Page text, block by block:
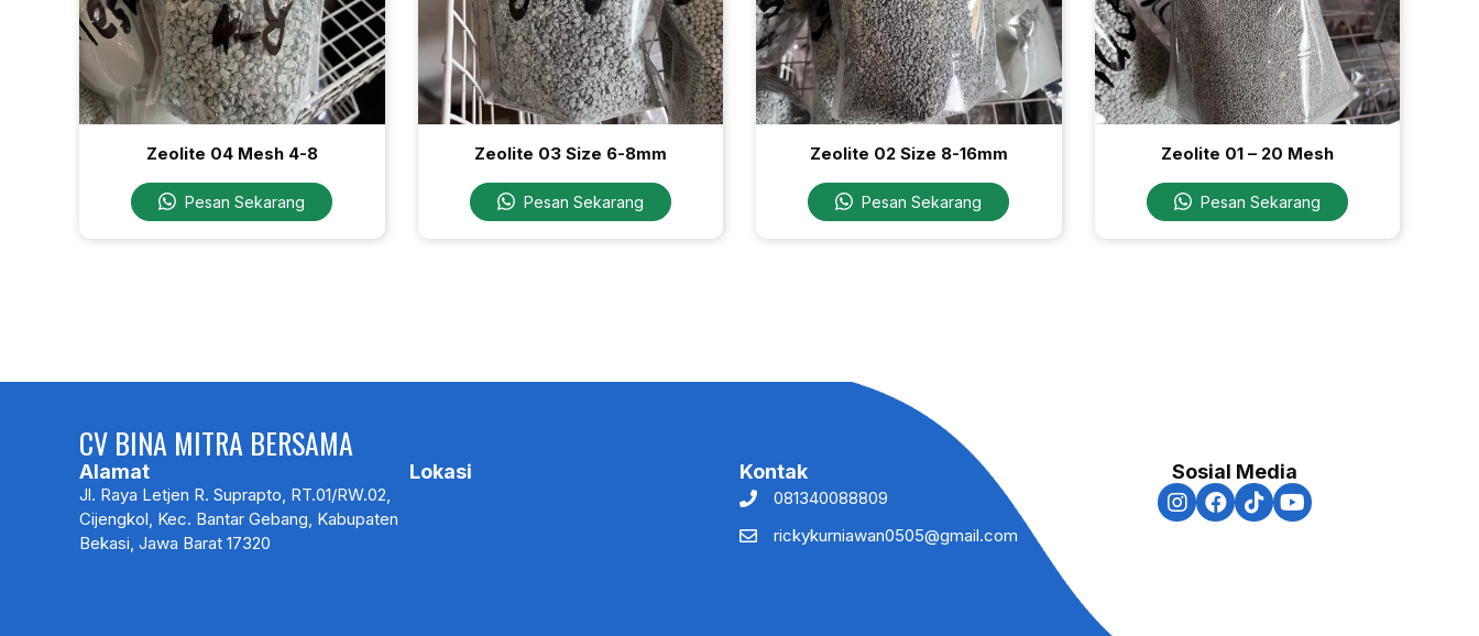
Zeolite 04 Mesh 4-8
Pesan Sekarang
Zeolite 03 Size 6-8mm
Pesan Sekarang
Zeolite 02 Size 8-16mm
Pesan Sekarang
Zeolite 01 – 20 Mesh
Pesan Sekarang
CV BINA MITRA BERSAMA
Alamat
Jl. Raya Letjen R. Suprapto, RT.01/RW.02,
Cijengkol, Kec. Bantar Gebang, Kabupaten
Bekasi, Jawa Barat 17320
Lokasi Kontak
081340088809
rickykurniawan0505@gmail.com
Sosial Media